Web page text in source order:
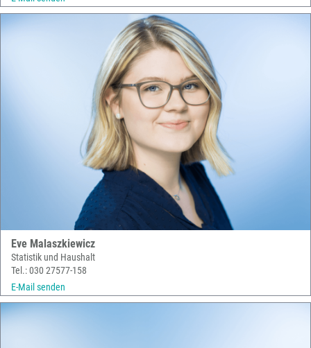
Eve Malaszkiewicz
Statistik und Haushalt
Tel.: 030 27577-158
E-Mail senden